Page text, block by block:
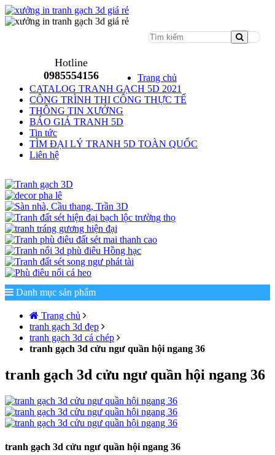
Hotline
0985554156
Trang chủ
CATALOG TRANH GẠCH 5D 2021
CÔNG TRÌNH THI CÔNG THỰC TẾ
THÔNG TIN XƯỞNG
BÁO GIÁ TRANH 5D
Tin tức
TÌM ĐẠI LÝ TRANH 5D TOÀN QUỐC
Liên hệ
Danh mục sản phẩm
Trang chủ
tranh gạch 3d đẹp
tranh gạch 3d cá chép
tranh gạch 3d cửu ngư quần hội ngang 36
tranh gạch 3d cửu ngư quần hội ngang 36
tranh gạch 3d cửu ngư quần hội ngang 36